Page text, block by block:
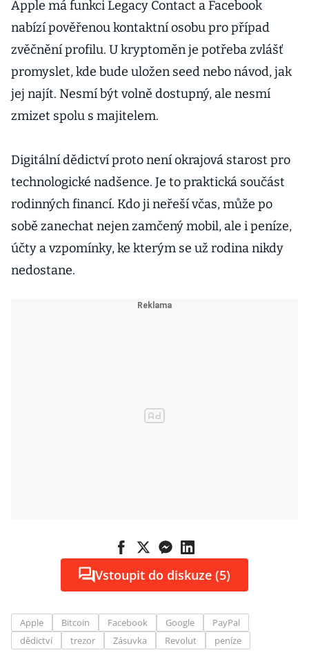
Apple má funkci Legacy Contact a Facebook
nabízí pověřenou kontaktní osobu pro případ
zvěčnění profilu. U kryptoměn je potřeba zvlášť
promyslet, kde bude uložen seed nebo návod, jak
jej najít. Nesmí být volně dostupný, ale nesmí
zmizet spolu s majitelem.
Digitální dědictví proto není okrajová starost pro
technologické nadšence. Je to praktická součást
rodinných financí. Kdo ji neřeší včas, může po
sobě zanechat nejen zamčený mobil, ale i peníze,
účty a vzpomínky, ke kterým se už rodina nikdy
nedostane.
Vstoupit do diskuze (5)
Apple Bitcoin Facebook Google
PayPal
dědictví
trezor Zásuvka Revolut peníze